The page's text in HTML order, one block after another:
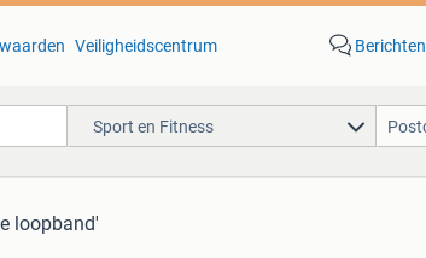
Veiligheidscentrum Berichten
Sport en Fitness
loopband'